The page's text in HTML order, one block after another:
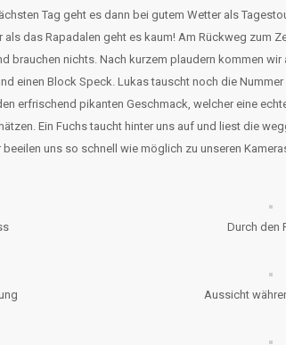
Tag geht es dann bei gutem Wetter als
das Rapadalen geht es kaum! Am Rückweg zum
brauchen nichts. Nach kurzem plaudern kommen
einen Block Speck. Lukas tauscht noch die
erfrischend pikanten Geschmack, welcher eine
Ein Fuchs taucht hinter uns auf und liest die
uns so schnell wie möglich zu unseren
Durch den
Aussicht